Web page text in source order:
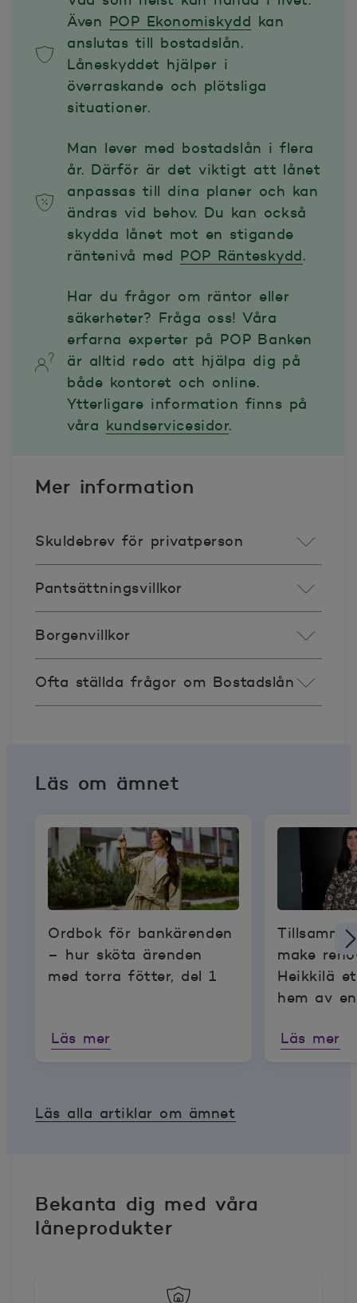
Även POP Ekonomiskydd kan
anslutas till bostadslån.
Låneskyddet hjälper i
överraskande och plötsliga
situationer.
Man lever med bostadslån i flera
år. Därför är det viktigt att lånet
anpassas till dina planer och kan
ändras vid behov. Du kan också
skydda lånet mot en stigande
räntenivå med POP Ränteskydd.
Har du frågor om räntor eller
säkerheter? Fråga oss! Våra
erfarna experter på POP Banken
är alltid redo att hjälpa dig på
både kontoret och online.
Ytterligare information finns på
våra kundservicesidor.
Mer information
Skuldebrev för privatperson
Pantsättningsvillkor
Borgenvillkor
Ofta ställda frågor om Bostadslån
Läs om ämnet
Ordbok för bankärenden
– hur sköta ärenden
med torra fötter, del 1
Läs mer
make
Heikkilä
hem av
Läs mer
Läs alla artiklar om ämnet
Bekanta dig med våra
låneprodukter